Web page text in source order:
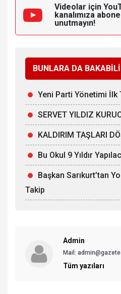
Videolar için
kanalımıza
unutmayın!
BUNLARA DA
Yeni Parti Yönetimi İlk
SERVET YILDIZ
KALDIRIM TAŞLARI
Bu Okul 9 Yıldır
Başkan Sarıkurt’tan
Takip
Admin
Mail:
Tüm yazıları